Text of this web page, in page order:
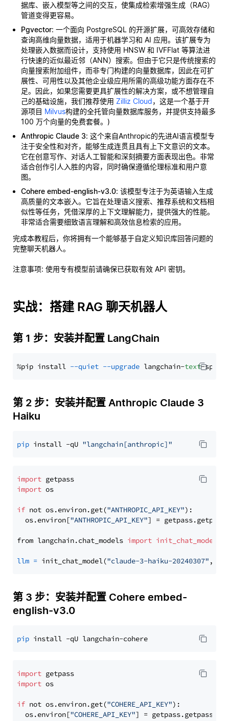
据库、嵌入模型等之间的交互，使集成检索增强生成（RAG）
管道变得更容易。
Pgvector: 一个面向 PostgreSQL 的开源扩展，可高效存储和
查询高维向量数据，适用于机器学习和 AI 应用。该扩展专为
处理嵌入数据而设计，支持使用 HNSW 和 IVFFlat 等算法进
行快速的近似最近邻（ANN）搜索。但由于它只是传统搜索的
向量搜索附加组件，而非专门构建的向量数据库，因此在可扩
展性、可用性以及其他企业级应用所需的高级功能方面存在不
足。因此，如果您需要更具扩展性的解决方案，或不想管理自
己的基础设施，我们推荐使用 Zilliz Cloud，这是一个基于开
源项目 Milvus构建的全托管向量数据库服务，并提供支持最多
100 万个向量的免费套餐。)
Anthropic Claude 3: 这个来自Anthropic的先进AI语言模型专
注于安全性和对齐，能够生成连贯且具有上下文意识的文本。
它在创意写作、对话人工智能和深刻摘要方面表现出色。非常
适合创作引人入胜的内容，同时确保遵循伦理标准和用户意
图。
Cohere embed-english-v3.0: 该模型专注于为英语输入生成
高质量的文本嵌入。它旨在处理语义搜索、推荐系统和文档相
似性等任务，凭借深厚的上下文理解能力，提供强大的性能。
非常适合需要细致语言理解和高效信息检索的应用。
完成本教程后，你将拥有一个能够基于自定义知识库回答问题的
完整聊天机器人。
注意事项: 使用专有模型前请确保已获取有效 API 密钥。
实战：搭建 RAG 聊天机器人
第 1 步：安装并配置 LangChain
%pip install --quiet --upgrade langchain-text
第 2 步：安装并配置 Anthropic Claude 3
Haiku
pip install -qU "langchain[anthropic]"
import
import os
if not os.environ.get("ANTHROPIC_API_KEY"):
  os.environ[
"ANTHROPIC_API_KEY"] = getpass.getpass(
from langchain.chat_models import init_chat_model
llm = init_chat_model("claude-3-haiku-20240307" ,
第 3 步：安装并配置 Cohere embed-
english-v3.0
pip
import
import os
if not os.environ.get("COHERE_API_KEY"):
  os.environ[
"COHERE_API_KEY"] = getpass.getpass(